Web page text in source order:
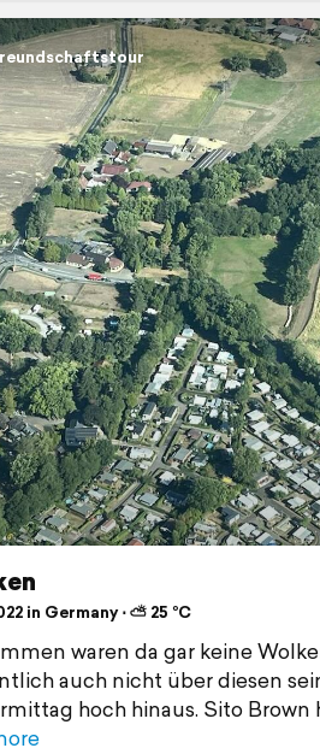
in Germany ⋅ ⛅ 25 °C
waren da gar keine
auch nicht über diesen
hoch hinaus. Sito Brown